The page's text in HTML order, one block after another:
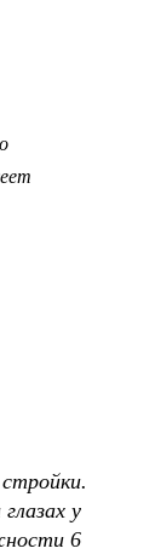
у
6